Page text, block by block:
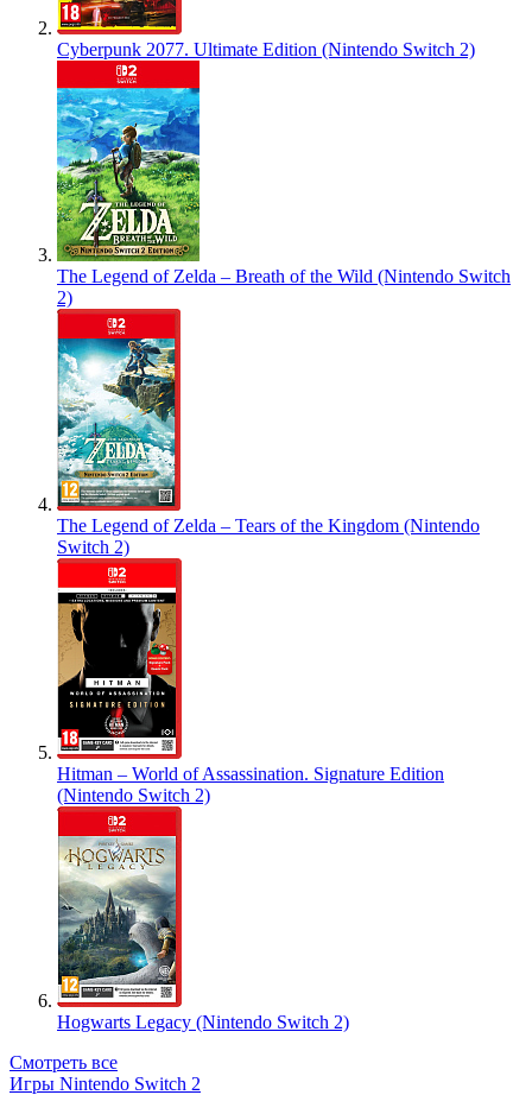
Cyberpunk 2077. Ultimate Edition (Nintendo Switch 2)
The Legend of Zelda – Breath of the Wild (Nintendo Switch
2)
The Legend of Zelda – Tears of the Kingdom (Nintendo
Switch 2)
Hitman – World of Assassination. Signature Edition
(Nintendo Switch 2)
Hogwarts Legacy (Nintendo Switch 2)
Смотреть все
Игры Nintendo Switch 2